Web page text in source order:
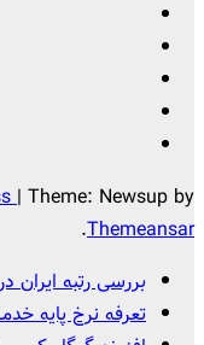
| Theme: Newsup by
Themeansar
.
بررسی رتبه ایران
تعرفه نرخ پایه